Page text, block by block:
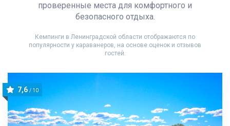
проверенные места для комфортного и
безопасного отдыха.
Кемпинги в Ленинградской области отображаются по
популярности у караванеров, на основе оценок и отзывов
гостей.
7,6 / 10